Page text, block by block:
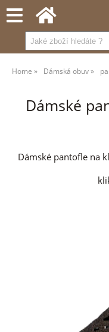
Home Dámská obuv
Dámské
Dámské pantofle na